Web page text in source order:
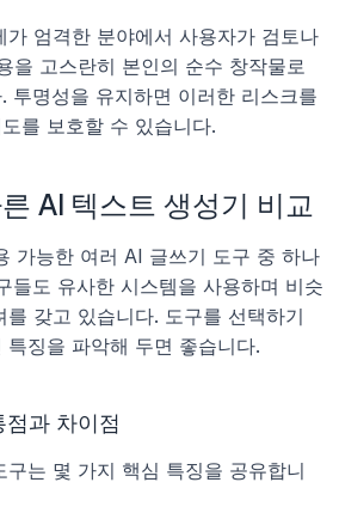
가 엄격한 분야에서 사용자가 검토나
을 고스란히 본인의 순수 창작물로
투명성을 유지하면 이러한 리스크를
를 보호할 수 있습니다.
AI 텍스트 생성기 비교
가능한 여러 AI 글쓰기 도구 중 하나
들도 유사한 시스템을 사용하며 비슷
갖고 있습니다. 도구를 선택하기
징을 파악해 두면 좋습니다.
과 차이점
는 몇 가지 핵심 특징을 공유합니